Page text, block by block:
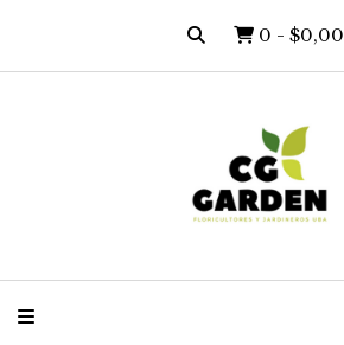
0 - $0,00